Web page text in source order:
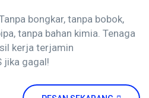
bongkar, tanpa bobok,
tanpa bahan kimia. Tenaga
kerja terjamin
jika gagal!